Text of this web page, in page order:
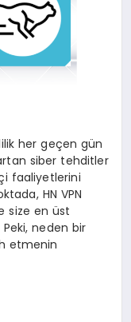
her geçen gün
siber tehditler
faaliyetlerini
HN VPN
size en üst
neden bir
etmenin